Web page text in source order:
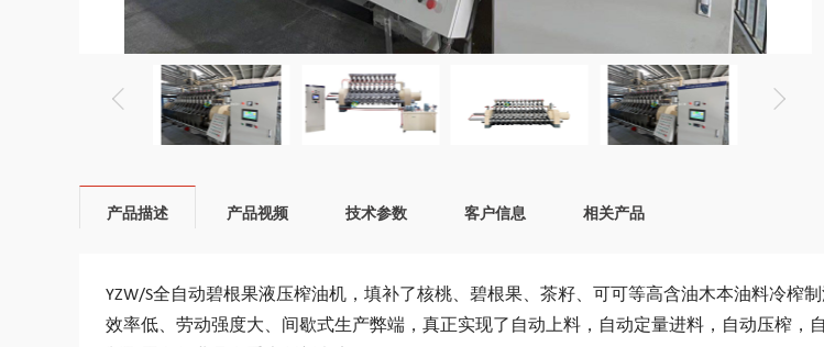
产品描述 产品视频 技术参数 客户信息 相关产品
YZW/S全自动碧根果液压榨油机 ，填补了核桃、碧根果、茶籽、可可等高含油木本油料冷榨
效率低、劳动强度大、间歇式生产弊端，真正实现了自动上料，自动定量进料，自动压榨